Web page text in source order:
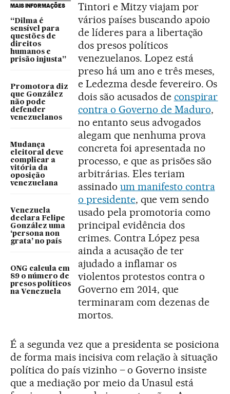
MAIS INFORMAÇÕES
“Dilma é
sensível para
questões de
direitos
humanos e
prisão injusta”
Promotora diz
que González
não pode
defender
venezuelanos
Mudança
eleitoral deve
complicar a
vitória da
oposição
venezuelana
Venezuela
declara Felipe
González uma
‘persona non
grata’ no país
ONG calcula em
89 o número de
presos políticos
na Venezuela
Tintori e Mitzy viajam por
vários países buscando apoio
de líderes para a libertação
dos presos políticos
venezuelanos. Lopez está
preso há um ano e três meses,
e Ledezma desde fevereiro. Os
dois são acusados de conspirar
contra o Governo de Maduro,
no entanto seus advogados
alegam que nenhuma prova
concreta foi apresentada no
processo, e que as prisões são
arbitrárias. Eles teriam
assinado um manifesto contra
o presidente, que vem sendo
usado pela promotoria como
principal evidência dos
crimes. Contra López pesa
ainda a acusação de ter
ajudado a inflamar os
violentos protestos contra o
Governo em 2014, que
terminaram com dezenas de
mortos.
É a segunda vez que a presidenta se posiciona
de forma mais incisiva com relação à situação
política do país vizinho – o Governo insiste
que a mediação por meio da Unasul está